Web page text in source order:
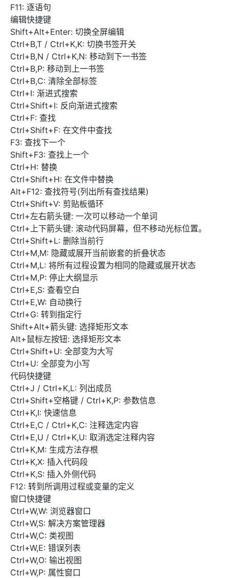
F11: 逐语句
编辑快捷键
Shift+Alt+Enter: 切换全屏编辑
Ctrl+B,T / Ctrl+K,K: 切换书签开关
Ctrl+B,N / Ctrl+K,N: 移动到下一书签
Ctrl+B,P: 移动到上一书签
Ctrl+B,C: 清除全部标签
Ctrl+I: 渐进式搜索
Ctrl+Shift+I: 反向渐进式搜索
Ctrl+F: 查找
Ctrl+Shift+F: 在文件中查找
F3: 查找下一个
Shift+F3: 查找上一个
Ctrl+H: 替换
Ctrl+Shift+H: 在文件中替换
Alt+F12: 查找符号(列出所有查找结果)
Ctrl+Shift+V: 剪贴板循环
Ctrl+左右箭头键: 一次可以移动一个单词
Ctrl+上下箭头键: 滚动代码屏幕，但不移动光标位置。
Ctrl+Shift+L: 删除当前行
Ctrl+M,M: 隐藏或展开当前嵌套的折叠状态
Ctrl+M,L: 将所有过程设置为相同的隐藏或展开状态
Ctrl+M,P: 停止大纲显示
Ctrl+E,S: 查看空白
Ctrl+E,W: 自动换行
Ctrl+G: 转到指定行
Shift+Alt+箭头键: 选择矩形文本
Alt+鼠标左按钮: 选择矩形文本
Ctrl+Shift+U: 全部变为大写
Ctrl+U: 全部变为小写
代码快捷键
Ctrl+J / Ctrl+K,L: 列出成员
Ctrl+Shift+空格键 / Ctrl+K,P: 参数信息
Ctrl+K,I: 快速信息
Ctrl+E,C / Ctrl+K,C: 注释选定内容
Ctrl+E,U / Ctrl+K,U: 取消选定注释内容
Ctrl+K,M: 生成方法存根
Ctrl+K,X: 插入代码段
Ctrl+K,S: 插入外侧代码
F12: 转到所调用过程或变量的定义
窗口快捷键
Ctrl+W,W: 浏览器窗口
Ctrl+W,S: 解决方案管理器
Ctrl+W,C: 类视图
Ctrl+W,E: 错误列表
Ctrl+W,O: 输出视图
Ctrl+W,P: 属性窗口